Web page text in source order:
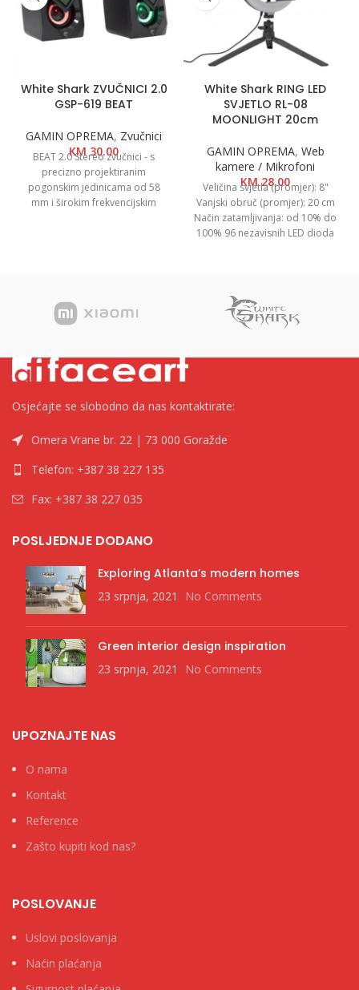
White Shark ZVUČNICI 2.0
GSP-619 BEAT
GAMIN OPREMA, Zvučnici
KM30.00
BEAT 2.0 Stereo zvučnici - s
precizno projektiranim
pogonskim jedinicama od 58
mm i širokim frekvencijskim
raspoloženje. Izrađen u
elegantnoj crnoj boji i dizajniran
a leži u njegovoj kompaktnoj
eleganciji. USB 2.0 sučelje, kabel
od 1,35 m i izlaz od 6 W čine
povezivanje bez napora.
Prihvatite zvučnu izvrsnost uz
6 W (RMS) snaga 2'' driveri RGB
White Shark RING LED
SVJETLO RL-08
MOONLIGHT 20cm
GAMIN OPREMA, Web
kamere / Mikrofoni
KM28.00
Veličina svjetla (promjer): 8"
Vanjski obruč (promjer): 20 cm
Način zatamljivanja: od 10% do
100% 96 nezavisnih LED dioda
Osjećajte se slobodno da nas kontaktirate:
Omera Vrane br. 22 | 73 000 Goražde
Telefon: +387 38 227 135
Fax: +387 38 227 035
POSLJEDNJE DODANO
Exploring Atlanta’s modern homes
23 srpnja, 2021 No Comments
Green interior design inspiration
23 srpnja, 2021 No Comments
UPOZNAJTE NAS
O nama
Kontakt
Reference
Zašto kupiti kod nas?
POSLOVANJE
Uslovi poslovanja
Naćin plaćanja